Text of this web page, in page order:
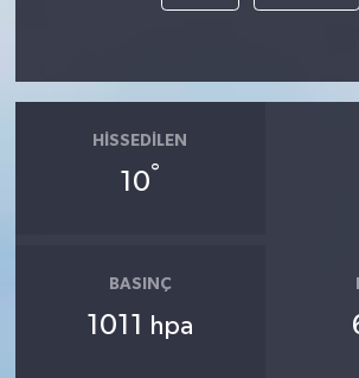
HISSEDILEN
10°
BASINÇ
1011 hpa